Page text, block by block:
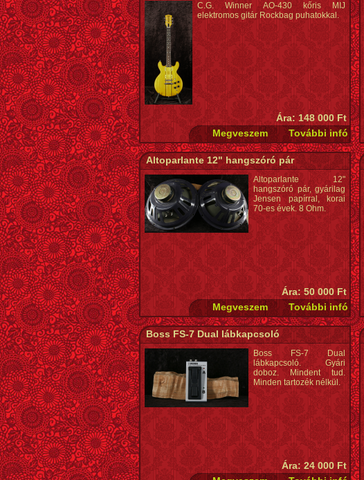
C.G. Winner AO-430 kőris MIJ
elektromos gitár Rockbag puhatokkal.
Ára: 148 000 Ft
Altoparlante 12" hangszóró pár
Altoparlante 12"
hangszóró pár, gyárilag
Jensen papírral, korai
70-es évek. 8 Ohm.
Ára: 50 000 Ft
Boss FS-7 Dual lábkapcsoló
Boss FS-7 Dual
lábkapcsoló. Gyári
doboz. Mindent tud.
Minden tartozék nélkül.
Ára: 24 000 Ft